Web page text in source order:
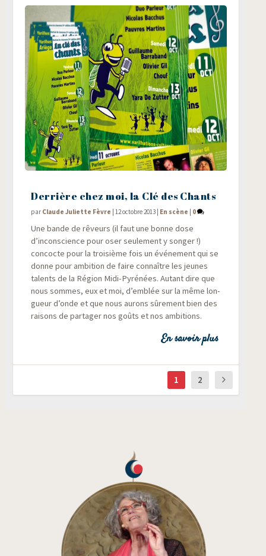
Derrière chez moi, la Clé des Chants
par Claude Juliette Fèvre |12 octobre 2013 En scène 0
Une bande de rêveurs (il faut une bonne dose
d’inconscience pour oser seule­ment y son­ger !)
concocte pour la troi­sième fois un évé­ne­ment qui se
donne pour ambi­tion de faire connaître les jeunes
talents de la Région Midi-Pyré­nées. Autant dire que
nous sommes, eux et moi, d’emblée sur la même lon­
gueur d’onde et que nous aurons sûre­ment bien des
rai­sons de par­ta­ger nos goûts et nos ambitions.
En savoir plus
1 2